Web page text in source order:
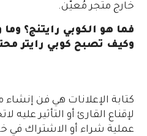
خارج متجر مُعيّن.
فما هو الكوبي رايتنج؟ وما
وكيف تصبح كوبي رايتر
كتابة الإعلانات هي فن
لإقناع القارئ أو التأثير عليه
عملية شراء أو الاشتراك في